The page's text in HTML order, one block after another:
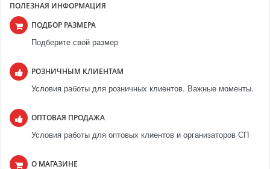
ПОЛЕЗНАЯ ИНФОРМАЦИЯ
ПОДБОР РАЗМЕРА
Подберите свой размер
РОЗНИЧНЫМ КЛИЕНТАМ
Условия работы для розничных клиентов. Важные моменты.
ОПТОВАЯ ПРОДАЖА
Условия работы для оптовых клиентов и организаторов СП
О МАГАЗИНЕ